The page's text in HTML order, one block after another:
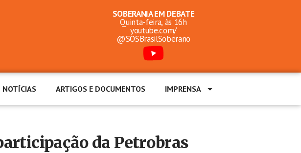
SOBERANIA EM DEBATE
Quinta-feira, às 16h
youtube.com/
@SOSBrasilSoberano
NOTÍCIAS ARTIGOS E DOCUMENTOS IMPRENSA
da Petrobras